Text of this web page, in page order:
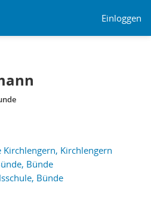
Einloggen
Kirchlengern, Kirchlengern
Bünde
Bünde